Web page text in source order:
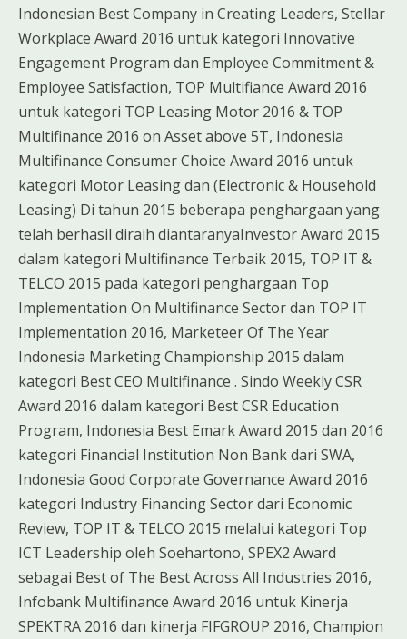
Indonesian Best Company in Creating Leaders, Stellar
Workplace Award 2016 untuk kategori Innovative
Engagement Program dan Employee Commitment &
Employee Satisfaction, TOP Multifiance Award 2016
untuk kategori TOP Leasing Motor 2016 & TOP
Multifinance 2016 on Asset above 5T, Indonesia
Multifinance Consumer Choice Award 2016 untuk
kategori Motor Leasing dan (Electronic & Household
Leasing) Di tahun 2015 beberapa penghargaan yang
telah berhasil diraih diantaranyaInvestor Award 2015
dalam kategori Multifinance Terbaik 2015, TOP IT &
TELCO 2015 pada kategori penghargaan Top
Implementation On Multifinance Sector dan TOP IT
Implementation 2016, Marketeer Of The Year
Indonesia Marketing Championship 2015 dalam
kategori Best CEO Multifinance . Sindo Weekly CSR
Award 2016 dalam kategori Best CSR Education
Program, Indonesia Best Emark Award 2015 dan 2016
kategori Financial Institution Non Bank dari SWA,
Indonesia Good Corporate Governance Award 2016
kategori Industry Financing Sector dari Economic
Review, TOP IT & TELCO 2015 melalui kategori Top
ICT Leadership oleh Soehartono, SPEX2 Award
sebagai Best of The Best Across All Industries 2016,
Infobank Multifinance Award 2016 untuk Kinerja
SPEKTRA 2016 dan kinerja FIFGROUP 2016, Champion